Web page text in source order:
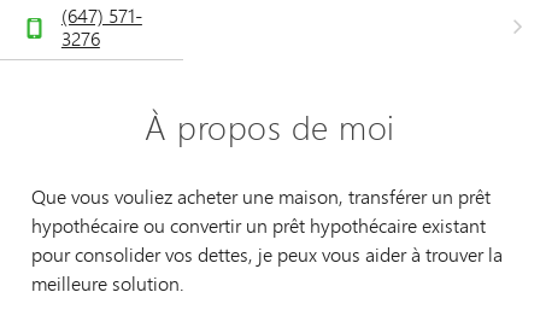
(647) 571-
3276
À propos de moi
Que vous vouliez acheter une maison, transférer un prêt
hypothécaire ou convertir un prêt hypothécaire existant
pour consolider vos dettes, je peux vous aider à trouver la
meilleure solution.